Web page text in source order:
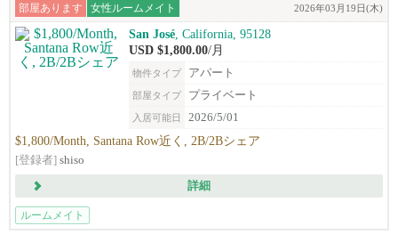
部屋あります 女性ルームメイト 2026年03月19日(木)
San José , California, 95128
USD $1,800.00/月
物件タイプ アパート
部屋タイプ プライベート
入居可能日 2026/5/01
$1,800/Month, Santana Row近く, 2B/2Bシェア
[登録者] shiso
詳細
ルームメイト